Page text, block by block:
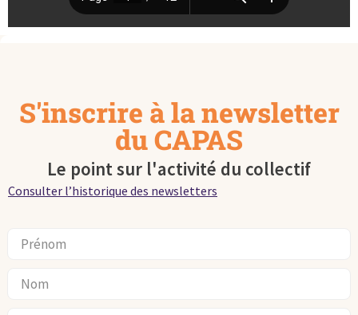
S'inscrire à la newsletter
du CAPAS
Le point sur l'activité du collectif
Consulter l’historique des newsletters